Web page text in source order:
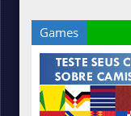
Games